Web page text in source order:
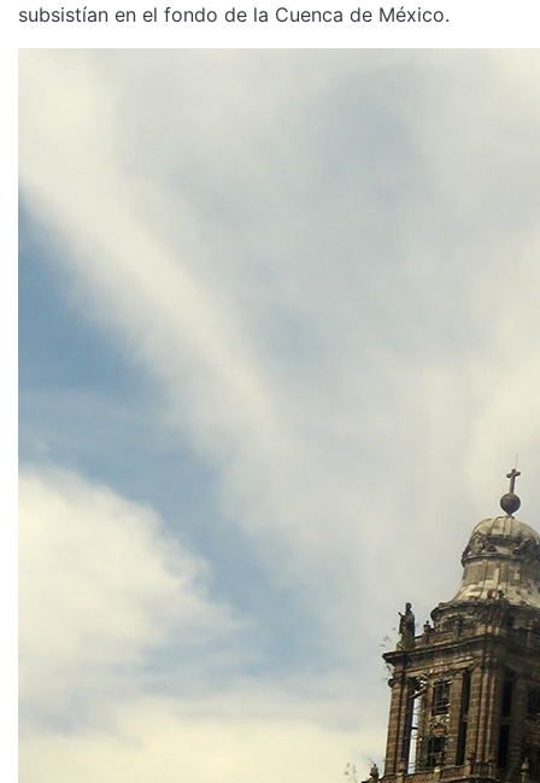
subsistían en el fondo de la Cuenca de México.